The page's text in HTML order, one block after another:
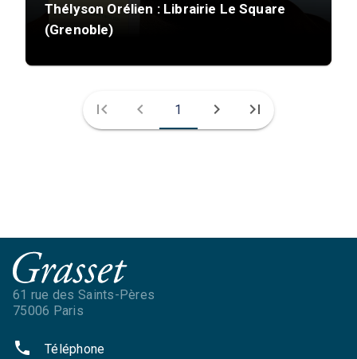
Thélyson Orélien : Librairie Le Square
(Grenoble)
first_page chevron_left 1 chevron_right last_page
61 rue des Saints-Pères
75006 Paris
phone Téléphone